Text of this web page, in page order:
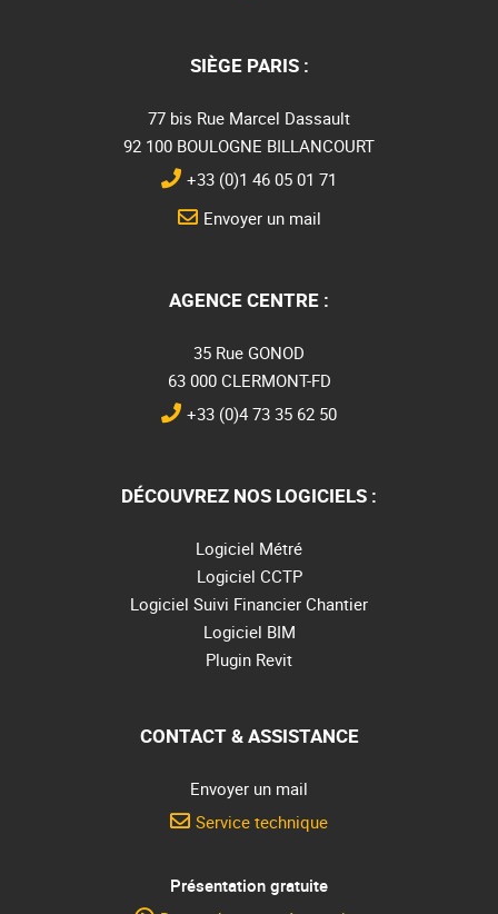
SIÈGE PARIS :
77 bis Rue Marcel Dassault
92 100 BOULOGNE BILLANCOURT
+33 (0)1 46 05 01 71
Envoyer un mail
AGENCE CENTRE :
35 Rue GONOD
63 000 CLERMONT-FD
+33 (0)4 73 35 62 50
DÉCOUVREZ NOS LOGICIELS :
Logiciel Métré
Logiciel CCTP
Logiciel Suivi Financier Chantier
Logiciel BIM
Plugin Revit
CONTACT & ASSISTANCE
Envoyer un mail
Service technique
Présentation gratuite